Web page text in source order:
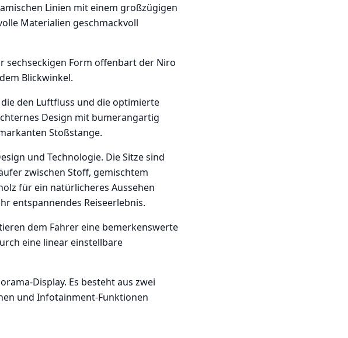
Linien mit einem großzügigen
Materialien geschmackvoll
sechseckigen Form offenbart der Niro
Blickwinkel.
den Luftfluss und die optimierte
Design mit bumerangartig
Stoßstange.
und Technologie. Die Sitze sind
zwischen Stoff, gemischtem
für ein natürlicheres Aussehen
entspannendes Reiseerlebnis.
dem Fahrer eine bemerkenswerte
eine linear einstellbare
Display. Es besteht aus zwei
und Infotainment-Funktionen